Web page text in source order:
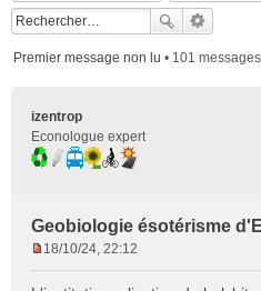
Premier message non lu • 101 messages
izentrop
Econologue expert
Geobiologie ésotérisme
18/10/24, 22:12